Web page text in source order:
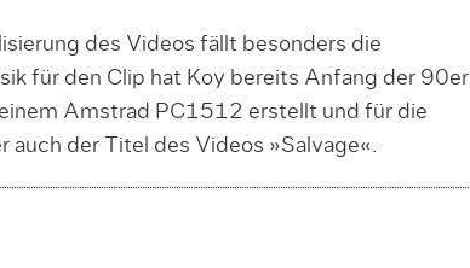
des Videos fällt besonders die
für den Clip hat Koy bereits Anfang der 90er
Amstrad PC1512 erstellt und für die
auch der Titel des Videos »Salvage«.